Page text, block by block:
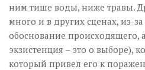
ним тише воды, ниже травы.
много и в других сценах, из-за
обоснование происходящего,
экзистенция – это о выборе),
который привел его к